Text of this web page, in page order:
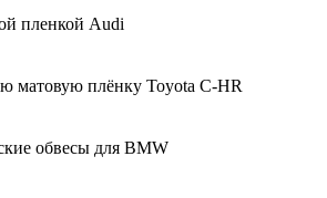
пленкой Audi
матовую плёнку Toyota C-HR
обвесы для BMW